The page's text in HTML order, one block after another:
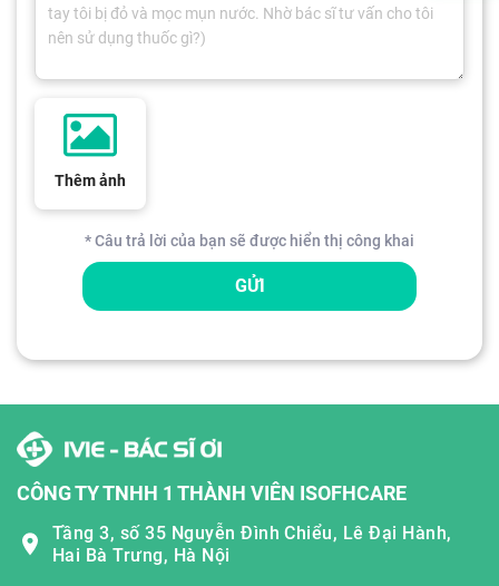
Thêm ảnh
* Câu trả lời của bạn sẽ được hiển thị công khai
GỬI
CÔNG TY TNHH 1 THÀNH VIÊN ISOFHCARE
Tầng 3, số 35 Nguyễn Đình Chiểu, Lê Đại Hành,
Hai Bà Trưng, Hà Nội